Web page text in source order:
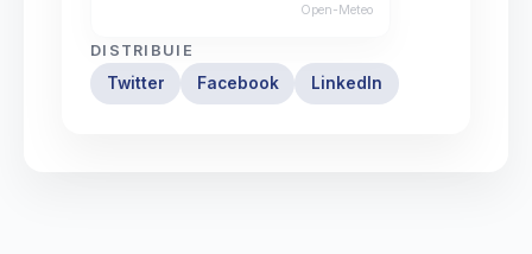
Open-Meteo
DISTRIBUIE
Twitter Facebook LinkedIn